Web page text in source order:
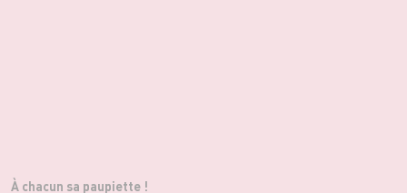
À chacun sa paupiette !